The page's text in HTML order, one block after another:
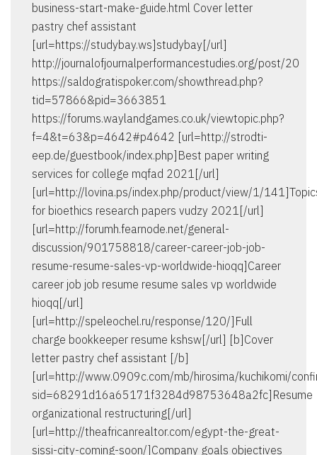
business-start-make-guide.html Cover letter
pastry chef assistant
[url=https://studybay.ws]studybay[/url]
http://journalofjournalperformancestudies.org/post/20
https://saldogratispoker.com/showthread.php?
tid=57866&pid=3663851
https://forums.waylandgames.co.uk/viewtopic.php?
f=4&t=63&p=4642#p4642 [url=http://strodti-
eep.de/guestbook/index.php]Best paper writing
services for college mqfad 2021[/url]
[url=http://lovina.ps/index.php/product/view/1/
for bioethics research papers vudzy 2021[/url]
[url=http://forumh.fearnode.net/general-
discussion/901758818/career-career-job-job-
resume-resume-sales-vp-worldwide-hioqq]Career
career job job resume resume sales vp worldwide
hioqq[/url]
[url=http://speleochel.ru/response/120/]Full
charge bookkeeper resume kshsw[/url] [b]Cover
letter pastry chef assistant [/b]
[url=http://www.0909c.com/mb/hirosima/kuchikomi/
sid=68291d16a65171f3284d98753648a2fc]Resume
organizational restructuring[/url]
[url=http://theafricanrealtor.com/egypt-the-great-
sissi-city-coming-soon/]Company goals objectives